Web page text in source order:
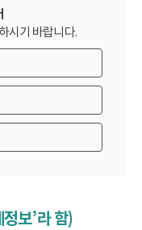
시기 바랍니다.
보’라 함)